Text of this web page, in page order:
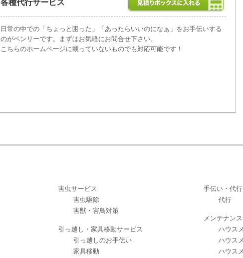
各種代行サービス
日常の中での「ちょっと困った」「あったらいいのになぁ」をお手伝いする
のがベンリーです。まずはお気軽にお問合せ下さい。
こちらのホームページに載っていないものでも対応可能です！
害虫サービス
害虫駆除
害獣・害鳥対策
引っ越し・家具移動サービス
引っ越しのお手伝い
家具移動
手伝い・代
代行
メンテナン
ハウス
ハウス
ハウス